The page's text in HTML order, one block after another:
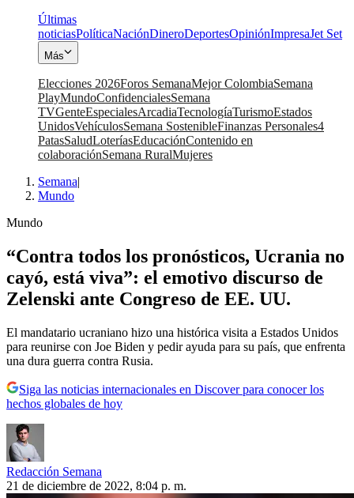
Últimas
noticiasPolíticaNaciónDineroDeportesOpiniónImpresaJet Set
Más
Elecciones 2026Foros SemanaMejor ColombiaSemana
PlayMundoConfidencialesSemana
TVGenteEspecialesArcadiaTecnologíaTurismoEstados
UnidosVehículosSemana SostenibleFinanzas Personales4
PatasSaludLoteríasEducaciónContenido en
colaboraciónSemana RuralMujeres
Semana|
Mundo
Mundo
“Contra todos los pronósticos, Ucrania no
cayó, está viva”: el emotivo discurso de
Zelenski ante Congreso de EE. UU.
El mandatario ucraniano hizo una histórica visita a Estados Unidos
para reunirse con Joe Biden y pedir ayuda para su país, que enfrenta
una dura guerra contra Rusia.
Siga las noticias internacionales en Discover para conocer los
hechos globales de hoy
Redacción Semana
21 de diciembre de 2022, 8:04 p. m.